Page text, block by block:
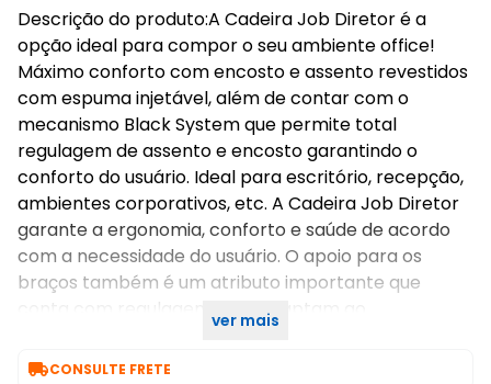
Descrição do produto:A Cadeira Job Diretor é a
opção ideal para compor o seu ambiente office!
Máximo conforto com encosto e assento revestidos
com espuma injetável, além de contar com o
mecanismo Black System que permite total
regulagem de assento e encosto garantindo o
conforto do usuário. Ideal para escritório, recepção,
ambientes corporativos, etc. A Cadeira Job Diretor
garante a ergonomia, conforto e saúde de acordo
com a necessidade do usuário. O apoio para os
braços também é um atributo importante que
conta com regulagem, e se adaptam ao
ver mais
CONSULTE FRETE